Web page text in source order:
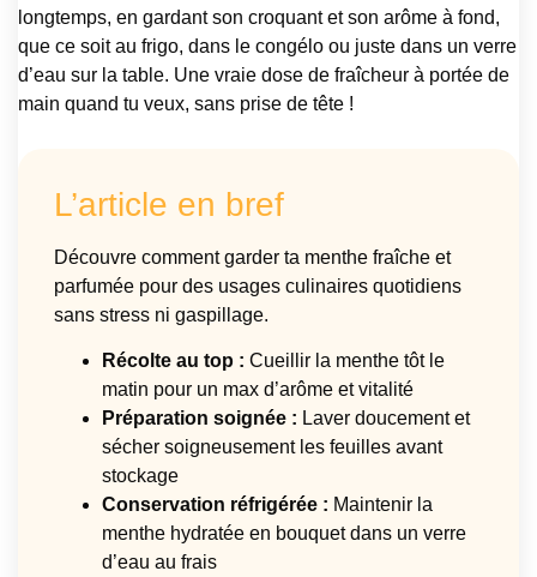
longtemps, en gardant son croquant et son arôme à fond,
que ce soit au frigo, dans le congélo ou juste dans un verre
d’eau sur la table. Une vraie dose de fraîcheur à portée de
main quand tu veux, sans prise de tête !
L’article en bref
Découvre comment garder ta menthe fraîche et
parfumée pour des usages culinaires quotidiens
sans stress ni gaspillage.
Récolte au top : Cueillir la menthe tôt le
matin pour un max d’arôme et vitalité
Préparation soignée : Laver doucement et
sécher soigneusement les feuilles avant
stockage
Conservation réfrigérée : Maintenir la
menthe hydratée en bouquet dans un verre
d’eau au frais